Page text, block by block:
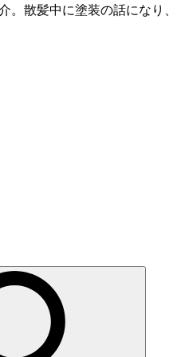
。散髪中に塗装の話になり